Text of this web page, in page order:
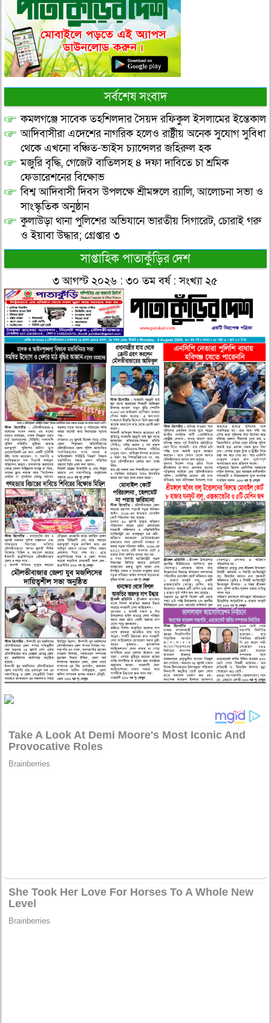
সর্বশেষ সংবাদ
কমলগঞ্জে সাবেক তহশিলদার সৈয়দ রফিকুল ইসলামের ইন্তেকাল
আদিবাসীরা এদেশের নাগরিক হলেও রাষ্ট্রীয় অনেক সুযোগ সুবিধা
থেকে এখনো বঞ্চিত-ভাইস চ্যান্সেলর জহিরুল হক
মজুরি বৃদ্ধি, গেজেট বাতিলসহ ৪ দফা দাবিতে চা শ্রমিক
ফেডারেশনের বিক্ষোভ
বিশ্ব আদিবাসী দিবস উপলক্ষে শ্রীমঙ্গলে র‌্যালি, আলোচনা সভা ও
সাংস্কৃতিক অনুষ্ঠান
কুলাউড়া থানা পুলিশের অভিযানে ভারতীয় সিগারেট, চোরাই গরু
ও ইয়াবা উদ্ধার; গ্রেপ্তার ৩
সাপ্তাহিক পাতাকুঁড়ির দেশ
৩ আগস্ট ২০২৬ : ৩০ তম বর্ষ : সংখ্যা ২৫